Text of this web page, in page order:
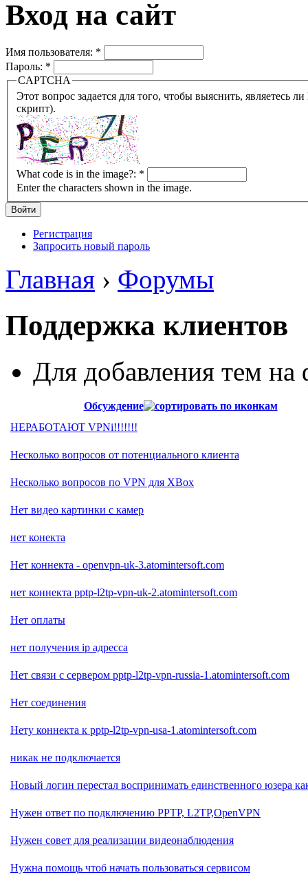
Вход на сайт
Имя пользователя: *
Пароль: *
CAPTCHA
Этот вопрос задается для того, чтобы выяснить, являетесь ли Вы человеком или представляете из себя робота
скрипт).
What code is in the image?: *
Enter the characters shown in the image.
Регистрация
Запросить новый пароль
Главная › Форумы
Поддержка клиентов
Для добавления тем
Обсуждение
НЕРАБОТАЮТ VPNi!!!!!!!
Несколько вопросов от потенциального клиента
Несколько вопросов по VPN для XBox
Нет видео картинки с камер
нет конекта
Нет коннекта - openvpn-uk-3.atomintersoft.com
нет коннекта pptp-l2tp-vpn-uk-2.atomintersoft.com
Нет оплаты
нет получения ip адресса
Нет связи с сервером pptp-l2tp-vpn-russia-1.atomintersoft.com
Нет соединения
Нету коннекта к pptp-l2tp-vpn-usa-1.atomintersoft.com
никак не подключается
Новый логин перестал воспринимать единственного юзера
Нужен ответ по подключению PPTP, L2TP,OpenVPN
Нужен совет для реализации видеонаблюдения
Нужна помощь чтоб начать пользоваться сервисом